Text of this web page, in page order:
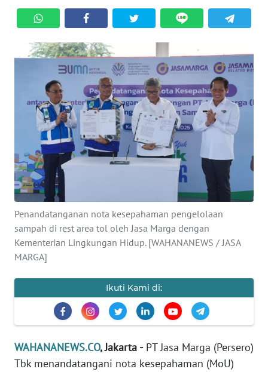
Penandatanganan nota kesepahaman pengelolaan
sampah di rest area tol oleh Jasa Marga dengan
Kementerian Lingkungan Hidup. [WAHANANEWS / JASA
MARGA]
Ikuti Kami di:
WAHANANEWS.CO, Jakarta -PT Jasa Marga (Persero)
Tbk menandatangani nota kesepahaman (MoU)
EKUIN
SAINS-TEKNO
KESEHATAN
INTERNASIONAL
SERBA-SERBI
PENDIDIKAN
OLAHRAGA
OPINI
Informasi
INDEKS
BERITA